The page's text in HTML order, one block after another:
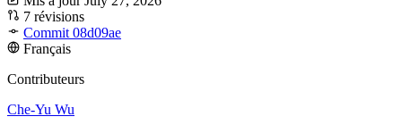
7 révisions
Commit 08d09ae
Français
Contributeurs
Che-Yu Wu